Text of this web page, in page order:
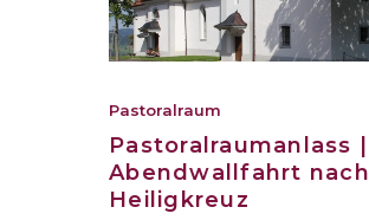
Pastoralraum
Pastoralraumanlass |
Abendwallfahrt nach
Heiligkreuz